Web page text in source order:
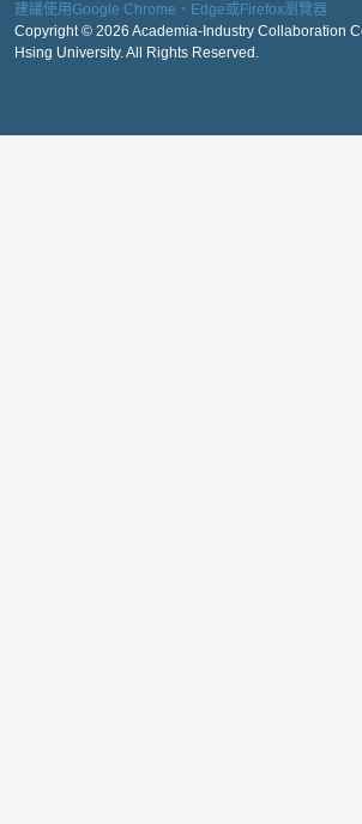
建議使用Google Chrome、Edge或Firefox瀏覽器
Copyright © 2026 Academia-Industry Collaboration
Hsing University. All Rights Reserved.